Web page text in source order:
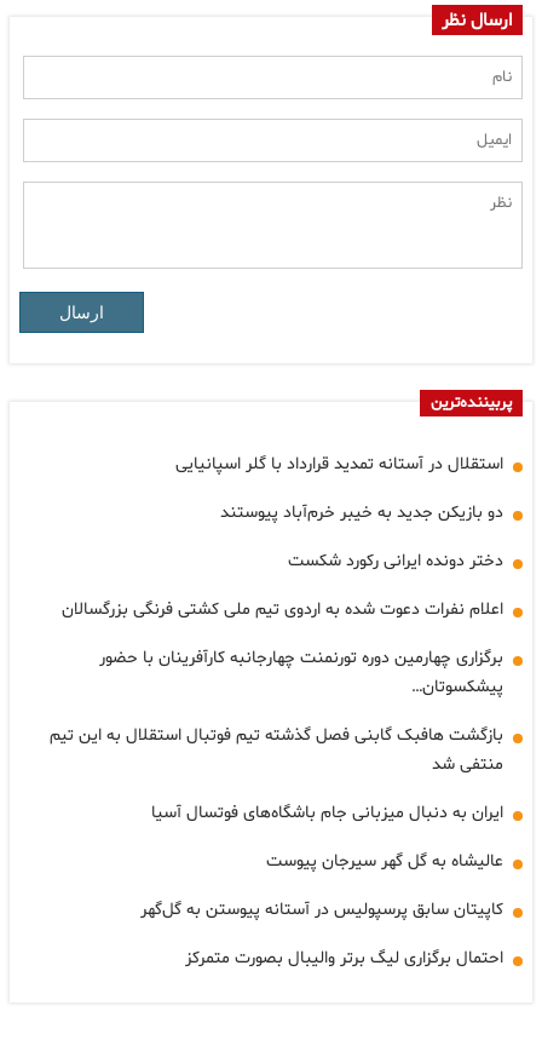
ارسال نظر
ارسال
پربیننده‌ترین
استقلال در آستانه تمدید قرارداد با گلر اسپانیایی
دو بازیکن جدید به خیبر خرم‌آباد پیوستند
دختر دونده ایرانی رکورد شکست
اعلام نفرات دعوت شده به اردوی تیم ملی کشتی فرنگی بزرگسالان
برگزاری چهارمین دوره تورنمنت چهارجانبه کارآفرینان با حضور
پیشکسوتان…
بازگشت هافبک گابنی فصل گذشته تیم فوتبال استقلال به این تیم
منتفی شد
ایران به دنبال میزبانی جام باشگاه‌های فوتسال آسیا
عالیشاه به گل گهر سیرجان پیوست
کاپیتان سابق پرسپولیس در آستانه پیوستن به گل‌گهر
احتمال برگزاری لیگ برتر والیبال بصورت متمرکز